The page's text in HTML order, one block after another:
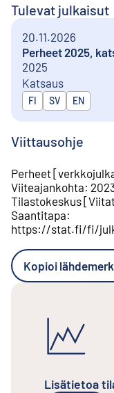
Tulevat julkaisut
20.11.2026
Perheet 2025,
2025
Katsaus
Julkaistaan kielillä
FI SV EN
Viittausohje
Perheet [
Viiteajankohta:
Tilastokeskus [
Saantitapa:
https://stat.fi/fi/
Kopioi
Lisätietoa